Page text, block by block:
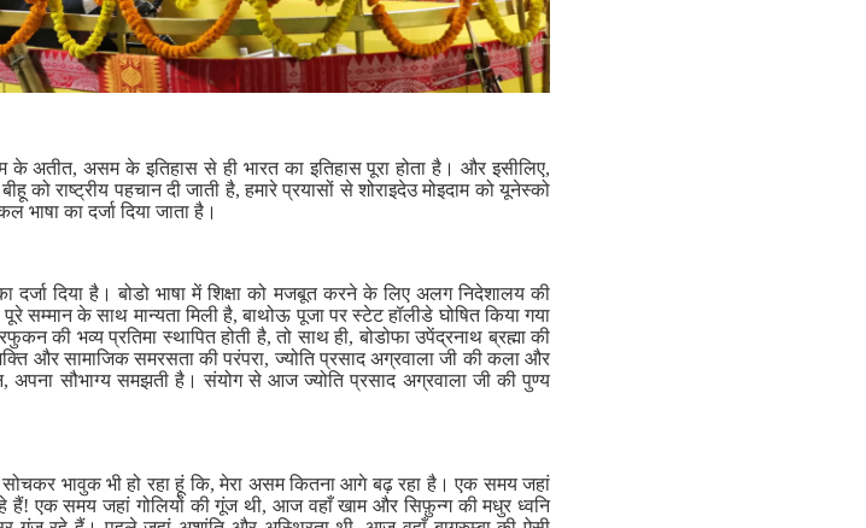
अतीत, असम के इतिहास से ही भारत का इतिहास पूरा होता है। और इसीलिए,
को राष्ट्रीय पहचान दी जाती है, हमारे प्रयासों से शोराइदेउ मोइदाम को यूनेस्को
भाषा का दर्जा दिया जाता है।
दर्जा दिया है। बोडो भाषा में शिक्षा को मजबूत करने के लिए अलग निदेशालय की
सम्मान के साथ मान्यता मिली है, बाथोऊ पूजा पर स्टेट हॉलीडे घोषित किया गया
की भव्य प्रतिमा स्थापित होती है, तो साथ ही, बोडोफा उपेंद्रनाथ ब्रह्मा की
और सामाजिक समरसता की परंपरा, ज्योति प्रसाद अग्रवाला जी की कला और
अपना सौभाग्य समझती है। संयोग से आज ज्योति प्रसाद अग्रवाला जी की पुण्य
भावुक भी हो रहा हूं कि, मेरा असम कितना आगे बढ़ रहा है। एक समय जहां
एक समय जहां गोलियों की गूंज थी, आज वहाँ खाम और सिफ़ुन्ग की मधुर ध्वनि